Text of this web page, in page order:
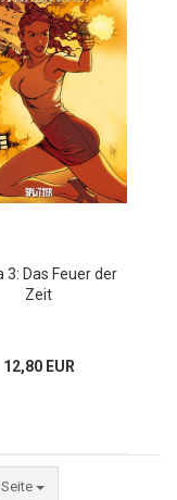
3: Das Feuer der
Zeit
12,80 EUR